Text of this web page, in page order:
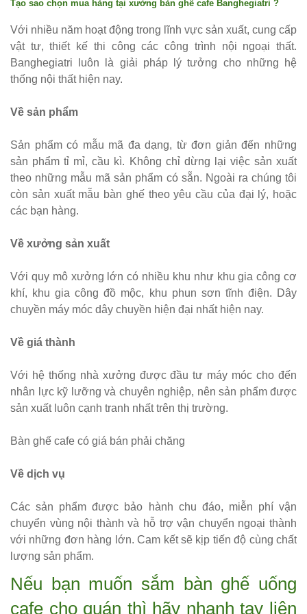
chân bàn
cafe, chân
bàn decor,
chân bàn
trend 2023
Ghế decor
trong suốt,
ghế xoay
trong suốt
chân gỗ bọc
vải bố xanh
cho quán
cafe, cửa
Tp.HCM
Ghế chân
ngồi đệm
GLM48-ghế
văn phòng
Tạo sao chọn mua hàng tại xưởng bàn ghế cafe Banghegiatri ?
Với nhiều năm hoạt động trong lĩnh vực sản xuất, cung cấp
vật tư, thiết kế thi công các công trình nội ngoại thất.
Banghegiatri luôn là giải pháp lý tưởng cho những hệ
thống nội thất hiện nay.
Về sản phẩm
Sản phẩm có mẫu mã đa dạng, từ đơn giản đến những
sản phẩm tỉ mỉ, cầu kì. Không chỉ dừng lại việc sản xuất
theo những mẫu mã sản phẩm có sẵn. Ngoài ra chúng tôi
còn sản xuất mẫu bàn ghế theo yêu cầu của đại lý, hoặc
các bạn hàng.
Về xưởng sản xuất
Với quy mô xưởng lớn có nhiều khu như khu gia công cơ
khí, khu gia công đồ mộc, khu phun sơn tĩnh điện. Dây
chuyền máy móc dây chuyền hiện đại nhất hiện nay.
Về giá thành
Với hệ thống nhà xưởng được đầu tư máy móc cho đến
nhân lực kỹ lưỡng và chuyên nghiệp, nên sản phẩm được
sản xuất luôn cạnh tranh nhất trên thị trường.
Bàn ghế cafe có giá bán phải chăng
Về dịch vụ
Các sản phẩm được bảo hành chu đáo, miễn phí vận
chuyển vùng nội thành và hỗ trợ vận chuyển ngoại thành
với những đơn hàng lớn. Cam kết sẽ kịp tiến độ cùng chất
lượng sản phẩm.
Nếu bạn muốn sắm bàn ghế uống
cafe cho quán thì hãy nhanh tay liên